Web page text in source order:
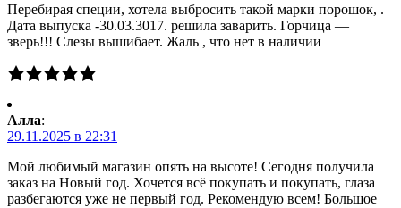
Перебирая специи, хотела выбросить такой марки порошок, .
Дата выпуска -30.03.3017. решила заварить. Горчица —
зверь!!! Слезы вышибает. Жаль , что нет в наличии
Алла:
29.11.2025 в 22:31
Мой любимый магазин опять на высоте! Сегодня получила
заказ на Новый год. Хочется всё покупать и покупать, глаза
разбегаются уже не первый год. Рекомендую всем! Большое